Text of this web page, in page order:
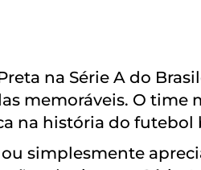
na Série A do
memoráveis. O time
na história do futebol
simplesmente